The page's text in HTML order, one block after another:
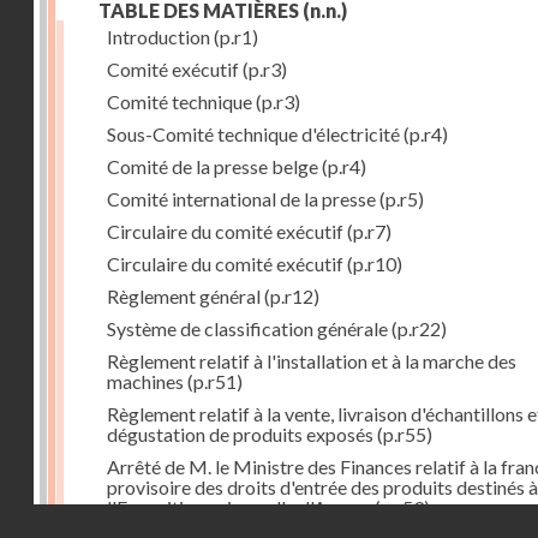
TABLE DES MATIÈRES (n.n.)
Introduction(p.r1)
Comité exécutif(p.r3)
Comité technique(p.r3)
Sous-Comité technique d'électricité(p.r4)
Comité de la presse belge(p.r4)
Comité international de la presse(p.r5)
Circulaire du comité exécutif(p.r7)
Circulaire du comité exécutif(p.r10)
Règlement général(p.r12)
Système de classification générale(p.r22)
Règlement relatif à l'installation et à la marche des
machines (p.r51)
Règlement relatif à la vente, livraison d'échantillons
dégustation de produits exposés (p.r55)
Arrêté de M. le Ministre des Finances relatif à la
provisoire des droits d'entrée des produits destinés à
l'Exposition universelle d'Anvers(p.r59)